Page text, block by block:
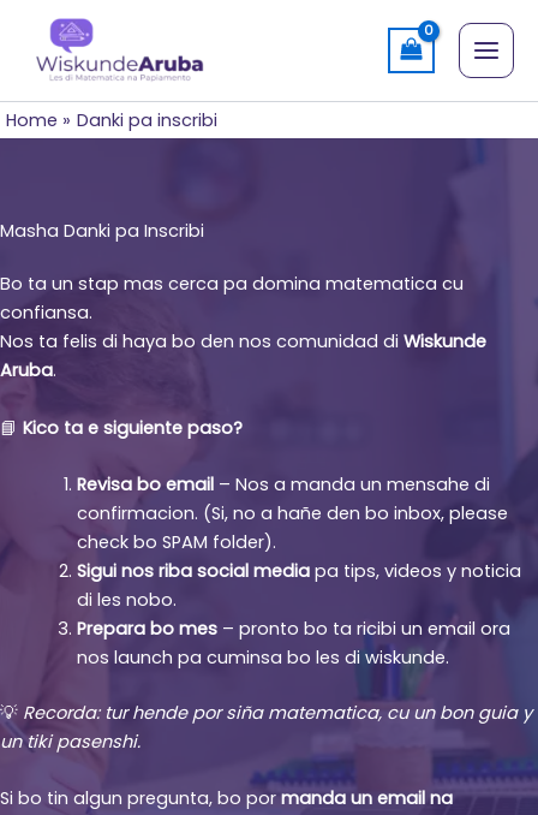
content
Home Danki pa inscribi
Masha Danki pa Inscribi
Bo ta un stap mas cerca pa domina matematica cu
confiansa.
Nos ta felis di haya bo den nos comunidad di Wiskunde
Aruba.
📘 Kico ta e siguiente paso?
Revisa bo email– Nos a manda un mensahe di
confirmacion. (Si, no a hañe den bo inbox, please
check bo SPAM folder).
Sigui nos riba social mediapa tips, videos y noticia
di les nobo.
Prepara bo mes– pronto bo ta ricibi un email ora
nos launch pa cuminsa bo les di wiskunde.
💡 Recorda: tur hende por siña matematica, cu un bon guia y
un tiki pasenshi.
Si bo tin algun pregunta, bo por manda un email na